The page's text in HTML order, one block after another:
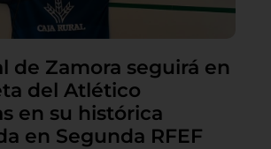
de Zamora seguirá en
del Atlético
en su histórica
en Segunda RFEF